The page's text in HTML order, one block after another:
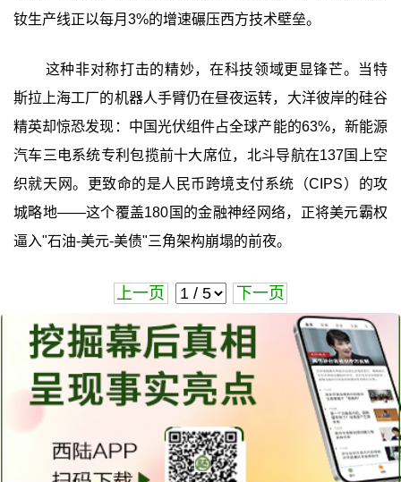
钕生产线正以每月3%的增速碾压西方技术壁垒。
这种非对称打击的精妙，在科技领域更显锋芒。当特
斯拉上海工厂的机器人手臂仍在昼夜运转，大洋彼岸的硅谷
精英却惊恐发现：中国光伏组件占全球产能的63%，新能源
汽车三电系统专利包揽前十大席位，北斗导航在137国上空
织就天网。更致命的是人民币跨境支付系统（CIPS）的攻
城略地——这个覆盖180国的金融神经网络，正将美元霸权
逼入"石油-美元-美债"三角架构崩塌的前夜。
上一页 下一页